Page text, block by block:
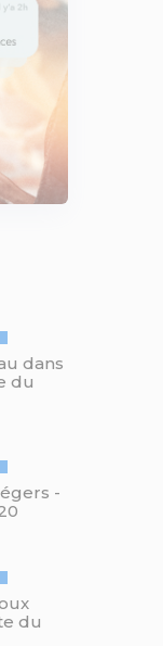
dans
du
-
du